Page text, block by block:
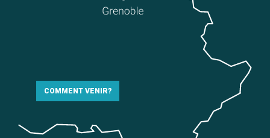
COMMENT VENIR?